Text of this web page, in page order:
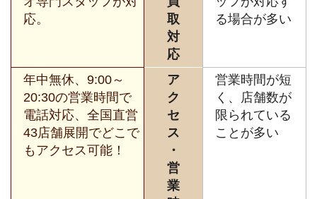
応。
取
対
応
る場合が多い
年中無休、9:00～
20:30の営業時間で
電話対応、全国直営
43店舗展開でどこで
もアクセス可能！
ア
ク
セ
ス
・
営
業
営業時間が短
く、店舗数が
限られている
ことが多い